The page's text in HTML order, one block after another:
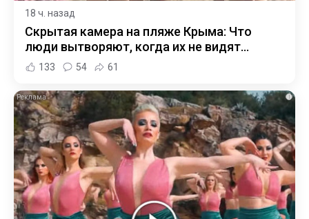
18 ч. назад
Скрытая камера на пляже Крыма: Что
люди вытворяют, когда их не видят...
133 54 61
i